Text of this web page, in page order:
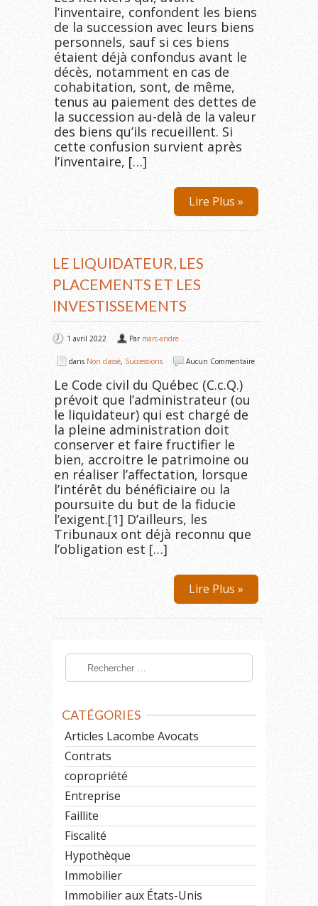
l’inventaire, confondent les biens
de la succession avec leurs biens
personnels, sauf si ces biens
étaient déjà confondus avant le
décès, notamment en cas de
cohabitation, sont, de même,
tenus au paiement des dettes de
la succession au-delà de la valeur
des biens qu’ils recueillent. Si
cette confusion survient après
l’inventaire, […]
Lire Plus »
LE LIQUIDATEUR, LES
PLACEMENTS ET LES
INVESTISSEMENTS
1 avril 2022 Par marc-andre
dans Non classé, Successions Aucun Commentaire
Le Code civil du Québec (C.c.Q.)
prévoit que l’administrateur (ou
le liquidateur) qui est chargé de
la pleine administration doit
conserver et faire fructifier le
bien, accroitre le patrimoine ou
en réaliser l’affectation, lorsque
l’intérêt du bénéficiaire ou la
poursuite du but de la fiducie
l’exigent.[1] D’ailleurs, les
Tribunaux ont déjà reconnu que
l’obligation est […]
Lire Plus »
CATÉGORIES
Articles Lacombe Avocats
Contrats
copropriété
Entreprise
Faillite
Fiscalité
Hypothèque
Immobilier
Immobilier aux États-Unis